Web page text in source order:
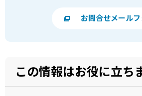
お問合せメール
この情報はお役に立ち